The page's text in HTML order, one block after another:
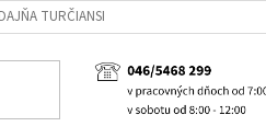
TURČIANSKE TEPLICE